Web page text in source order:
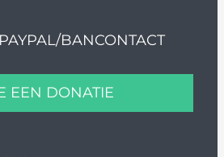
BANCONTACT
EEN DONATIE